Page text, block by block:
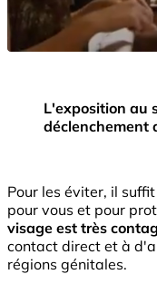
L'exposition au
déclenchement
Pour les éviter, il
pour vous et pour
visage est très
contact direct et à
régions génitales.